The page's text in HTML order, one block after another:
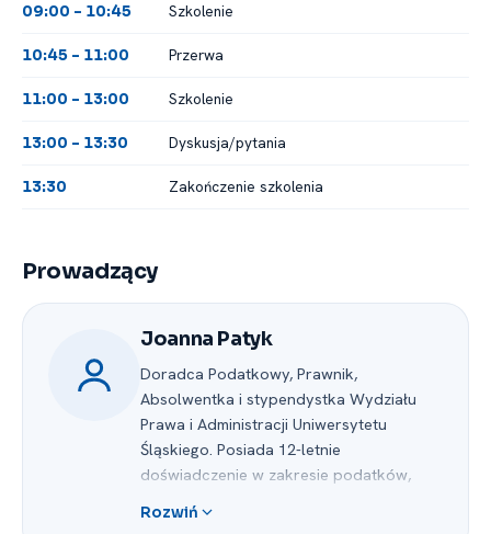
09:00 -⁠ 10:45 Szkolenie
10:45 -⁠ 11:00 Przerwa
11:00 -⁠ 13:00 Szkolenie
13:00 -⁠ 13:30 Dyskusja/pytania
13:30 Zakończenie szkolenia
Prowadzący
Joanna Patyk
Doradca Podatkowy, Prawnik,
Absolwentka i stypendystka Wydziału
Prawa i Administracji Uniwersytetu
Śląskiego. Posiada 12-letnie
doświadczenie w zakresie podatków,
prawno -⁠ podatkowej
Rozwiń